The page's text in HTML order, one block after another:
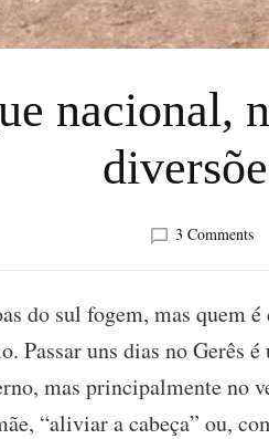
nacional,
3 Commentson
de
do sul fogem, mas quem
Passar uns dias no Gerês
mas principalmente no
“aliviar a cabeça” ou,